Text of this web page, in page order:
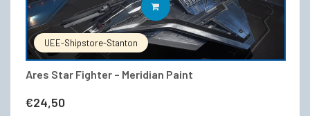
UEE-Shipstore-Stanton
Ares Star Fighter – Meridian Paint
€24,50
IN DEN WARENKORB